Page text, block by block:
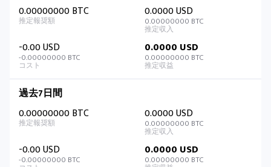
0.00000000 BTC
0.0000 USD
0.00000000 BTC
-0.00 USD
-0.00000000 BTC
0.0000 USD
0.00000000 BTC
過去7日間
0.00000000 BTC
0.0000 USD
0.00000000 BTC
-0.00 USD
-0.00000000 BTC
0.0000 USD
0.00000000 BTC